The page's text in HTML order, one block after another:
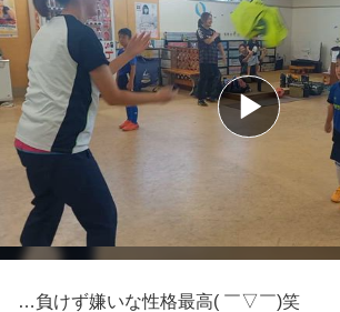
…負けず嫌いな性格最高( ￣▽￣)笑